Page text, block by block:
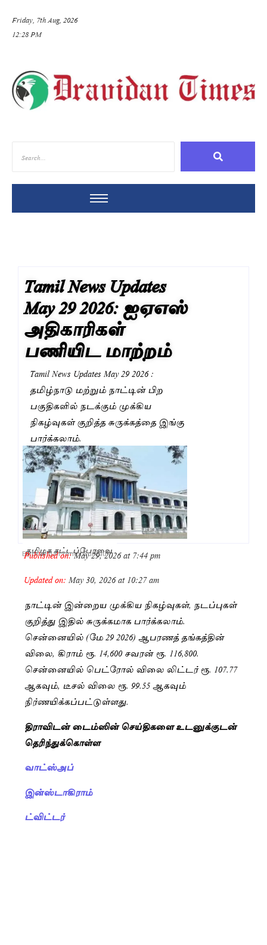
Friday, 7th Aug, 2026
12:28 PM
Tamil News Updates
May 29 2026: ஐஏஎஸ்
அதிகாரிகள்
பணியிட மாற்றம்
Tamil News Updates May 29 2026 :
தமிழ்நாடு மற்றும் நாட்டின் பிற
பகுதிகளில் நடக்கும் முக்கிய
நிகழ்வுகள் குறித்த சுருக்கத்தை இங்கு
பார்க்கலாம்.
தமிழக சட்டப்பேரவை.
ByDravidan Times Bureau
Published on:May 29, 2026 at 7:44 pm
Updated on:May 30, 2026 at 10:27 am
நாட்டின் இன்றைய முக்கிய நிகழ்வுகள், நடப்புகள்
குறித்து இதில் சுருக்கமாக பார்க்கலாம்.
சென்னையில் (மே 29 2026) ஆபரணத் தங்கத்தின்
விலை, கிராம் ரூ. 14,600 சவரன் ரூ. 116,800.
சென்னையில் பெட்ரோல் விலை லிட்டர் ரூ. 107.77
ஆகவும், டீசல் விலை ரூ. 99.55 ஆகவும்
நிர்ணயிக்கப்பட்டுள்ளது.
திராவிடன் டைம்ஸின் செய்திகளை உடனுக்குடன்
தெரிந்துக்கொள்ள
வாட்ஸ்அப்
இன்ஸ்டாகிராம்
ட்விட்டர்